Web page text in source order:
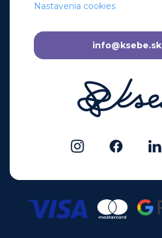
Nastavenia cookies
info@ksebe.sk